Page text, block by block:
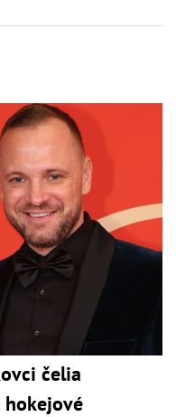
čelia
hokejové